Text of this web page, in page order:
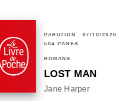
PARUTION : 07/10/2020
504 PAGES
ROMANS
LOST MAN
Jane Harper